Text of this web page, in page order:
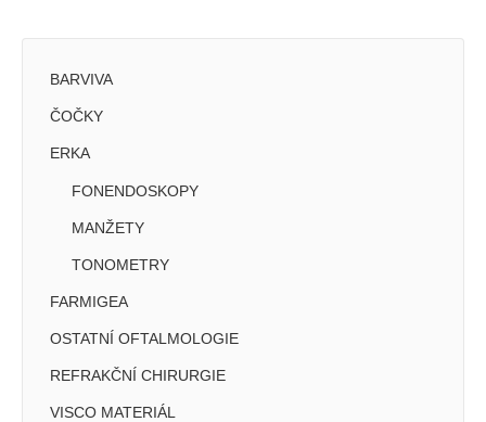
BARVIVA
ČOČKY
ERKA
FONENDOSKOPY
MANŽETY
TONOMETRY
FARMIGEA
OSTATNÍ OFTALMOLOGIE
REFRAKČNÍ CHIRURGIE
VISCO MATERIÁL